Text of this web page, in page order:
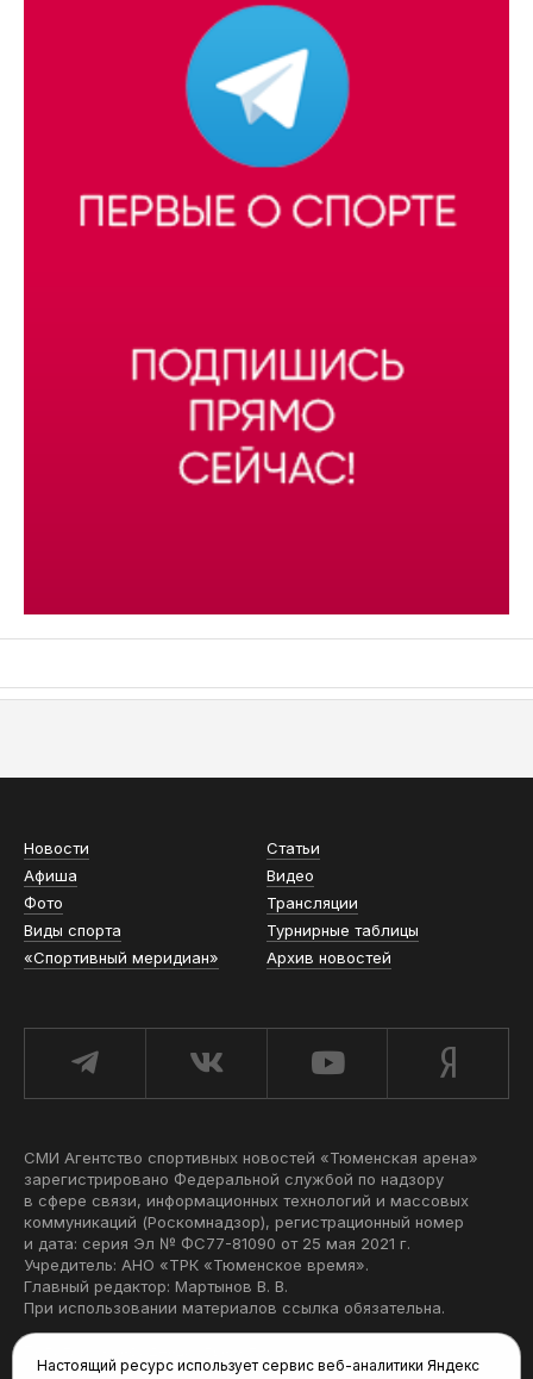
Новости
Статьи
Афиша
Видео
Фото
Трансляции
Виды спорта
Турнирные таблицы
«Спортивный меридиан»
Архив новостей
СМИ Агентство спортивных новостей «Тюменская арена»
зарегистрировано Федеральной службой по надзору
в сфере связи, информационных технологий и массовых
коммуникаций (Роскомнадзор), регистрационный номер
и дата: серия Эл № ФС77-81090 от 25 мая 2021 г.
Учредитель: АНО «ТРК «Тюменское время».
Главный редактор: Мартынов В. В.
При использовании материалов ссылка обязательна.
Настоящий ресурс использует сервис веб-аналитики Яндекс